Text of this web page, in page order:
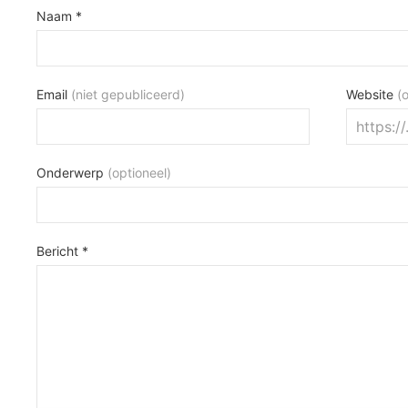
Naam *
Email (niet gepubliceerd) Website
Onderwerp (optioneel)
Bericht *